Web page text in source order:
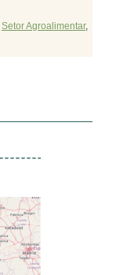
Setor Agroalimentar,